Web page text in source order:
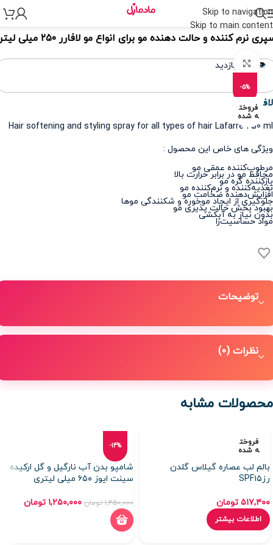
Skip to navigation
Skip to main content
> لوازم آرایشی >
نرم کننده و حالت دهنده مو برای انواع مو لافارر ۲۵۰ میلی لیتر
👁️ 368 بازدید
-5%
فروخت
ه شده
برای بزرگنمایی کلیک کنید
لافارر
Hair softening and styling spray for all types of hair Lafarre 250 ml
ویژگی های خاص این محصول :
مرطوب‌کننده عمقی مو
محافظ مو در برابر حرارت بالا
باز‌کننده گره مو
تغذیه‌کننده و نرم‌کننده مو
افزایش‌دهنده ضخامت مو
جلوگیری از ایجاد موخوره و شکنندگی موها
بهبود بخش حالت پذیری مو
بدون نیاز به آبکشی
مواد حساسیت‌زا
توضیحات
نظرات (0)
محصولات مشابه
فروخت
ه شده
بالم لب عصاره گیلاس گلدن
رزSPF۱۵
۵۱۷,۴۰۰ تومان
اطلاعات بیشتر
-14%
شامپو بدن آب نارگیل و گل ارکیده
سینت ایوز ۶۵۰ میلی لیتری
۱,۴۵۰,۰۰۰ تومان ۱,۲۵۰,۰۰۰ تومان